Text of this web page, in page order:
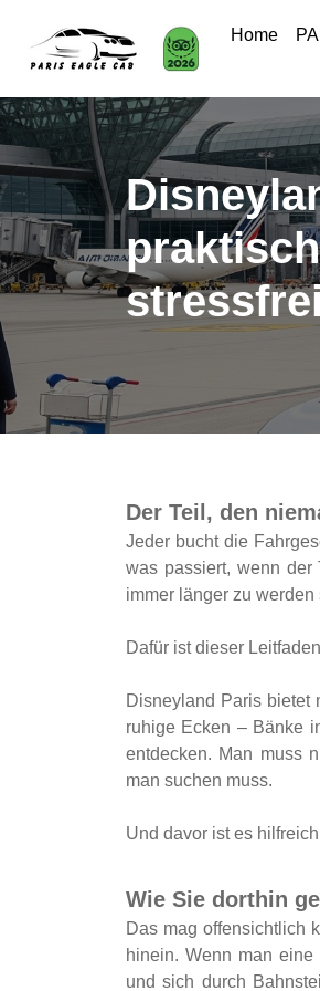
Home
Der Teil, den
Jeder bucht die
was passiert, wenn der
immer länger zu
Dafür ist dieser
Disneyland Paris bietet
ruhige Ecken – Bänke
entdecken. Man muss
man suchen muss.
Und davor ist es
Wie Sie dorthin
Das mag offensichtlich
hinein. Wenn man
und sich durch